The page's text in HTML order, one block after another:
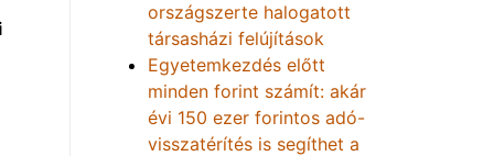
országszerte halogatott
társasházi felújítások
Egyetemkezdés előtt
minden forint számít: akár
évi 150 ezer forintos adó-
visszatérítés is segíthet a